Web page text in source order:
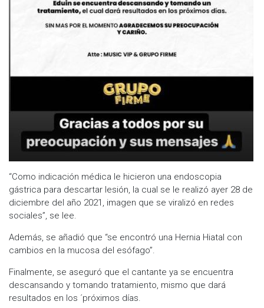
“Como indicación médica le hicieron una endoscopia
gástrica para descartar lesión, la cual se le realizó ayer 28 de
diciembre del año 2021, imagen que se viralizó en redes
sociales”, se lee.
Además, se añadió que “se encontró una Hernia Hiatal con
cambios en la mucosa del esófago”.
Finalmente, se aseguró que el cantante ya se encuentra
descansando y tomando tratamiento, mismo que dará
resultados en los ´próximos días.